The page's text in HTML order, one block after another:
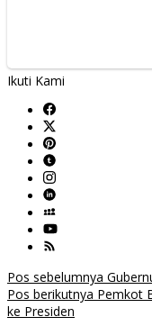
Ikuti Kami
Navigasi
pos
Pos sebelumnya
Pos berikutnya Pemkot
ke Presiden